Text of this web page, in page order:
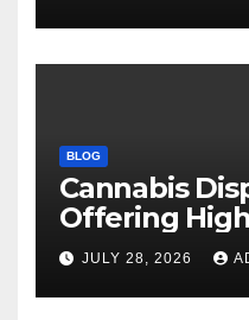
BLOG
Cannabis
Offering
Selections
JULY 28, 2026